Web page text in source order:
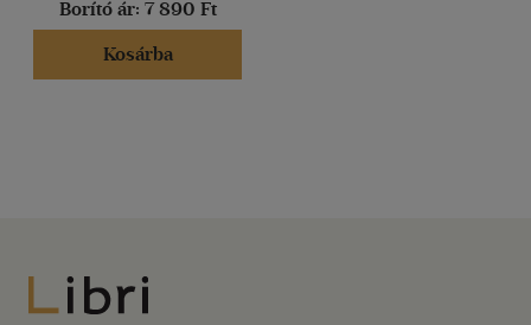
Borító ár: 7 890 Ft
Kosárba
Libri